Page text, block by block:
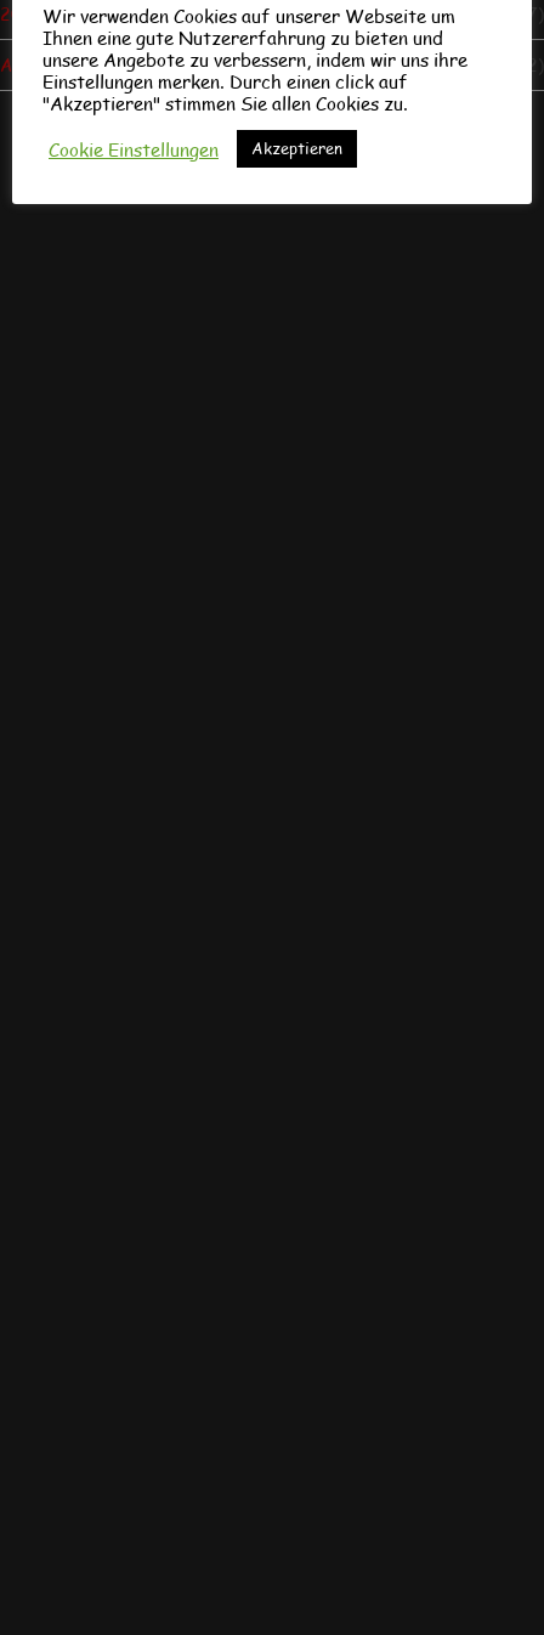
2019/20 (7)
Allgemein (122)
Wir verwenden Cookies auf unserer Webseite um
Ihnen eine gute Nutzererfahrung zu bieten und
unsere Angebote zu verbessern, indem wir uns ihre
Einstellungen merken. Durch einen click auf
"Akzeptieren" stimmen Sie allen Cookies zu.
Cookie Einstellungen
Akzeptieren